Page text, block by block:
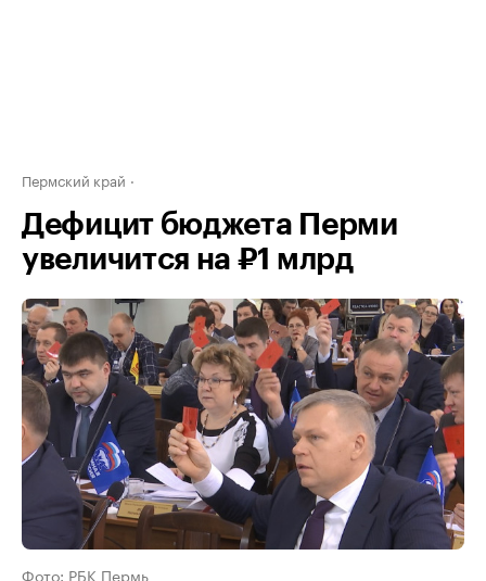
Пермский край
Дефицит бюджета Перми
увеличится на ₽1 млрд
Фото: РБК Пермь